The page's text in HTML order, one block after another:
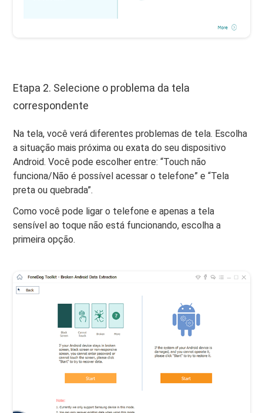
Etapa 2. Selecione o problema da tela
correspondente
Na tela, você verá diferentes problemas de tela. Escolha
a situação mais próxima ou exata do seu dispositivo
Android. Você pode escolher entre: “Touch não
funciona/Não é possível acessar o telefone” e “Tela
preta ou quebrada”.
Como você pode ligar o telefone e apenas a tela
sensível ao toque não está funcionando, escolha a
primeira opção.